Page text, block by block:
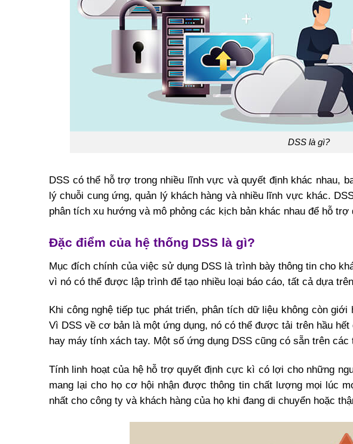
DSS là gì?
DSS có thể hỗ trợ trong nhiều lĩnh vực và quyết định khác nhau,
lý chuỗi cung ứng, quản lý khách hàng và nhiều lĩnh vực khác.
phân tích xu hướng và mô phỏng các kịch bản khác nhau để hỗ trợ
Đặc điểm của hệ thống DSS là gì?
Mục đích chính của việc sử dụng DSS là trình bày thông tin cho
vì nó có thể được lập trình để tạo nhiều loại báo cáo, tất cả dựa
Khi công nghệ tiếp tục phát triển, phân tích dữ liệu không còn
Vì DSS về cơ bản là một ứng dụng, nó có thể được tải trên hầu
hay máy tính xách tay. Một số ứng dụng DSS cũng có sẵn trên các
Tính linh hoạt của hệ hỗ trợ quyết định cực kì có lợi cho những
mang lại cho họ cơ hội nhận được thông tin chất lượng mọi lúc
nhất cho công ty và khách hàng của họ khi đang di chuyển hoặc